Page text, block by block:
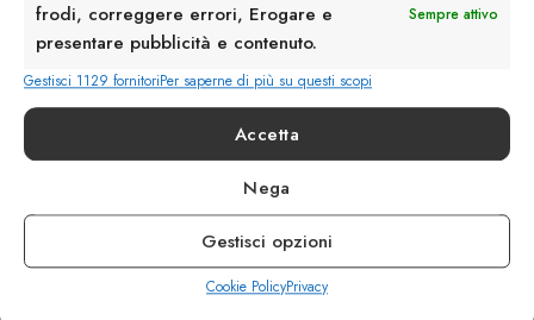
frodi, correggere errori, Erogare e
presentare pubblicità e contenuto.
Sempre attivo
Gestisci 1129 fornitoriPer saperne di più su questi scopi
Accetta
Nega
Gestisci opzioni
Cookie PolicyPrivacy
info@calzaturebelfiore.com
MI 20145 • Milano
Via Belfiore 9
Termini e Condizioni
Resi e Rimborsi
Spedizioni
Privacy